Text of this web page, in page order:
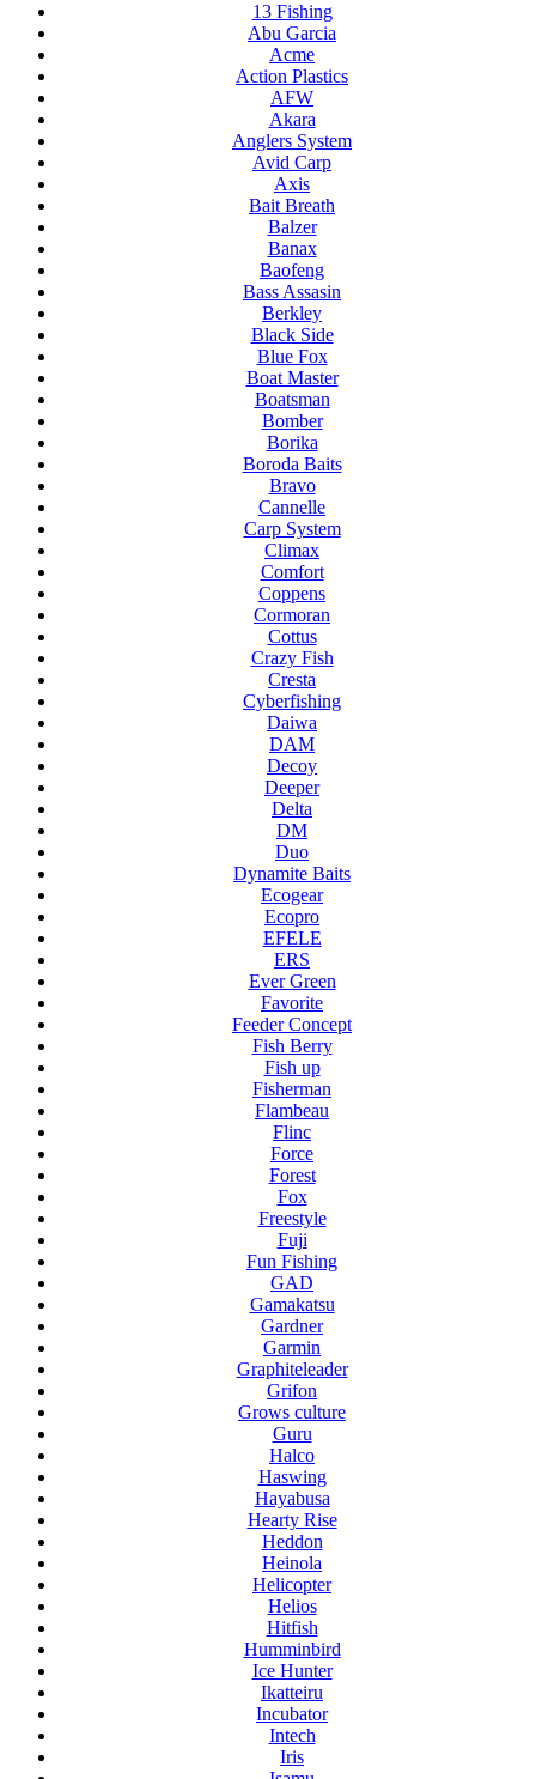
13 Fishing
Abu Garcia
Acme
Action Plastics
AFW
Akara
Anglers System
Avid Carp
Axis
Bait Breath
Balzer
Banax
Baofeng
Bass Assasin
Berkley
Black Side
Blue Fox
Boat Master
Boatsman
Bomber
Borika
Boroda Baits
Bravo
Cannelle
Carp System
Climax
Comfort
Coppens
Cormoran
Cottus
Crazy Fish
Cresta
Cyberfishing
Daiwa
DAM
Decoy
Deeper
Delta
DM
Duo
Dynamite Baits
Ecogear
Ecopro
EFELE
ERS
Ever Green
Favorite
Feeder Concept
Fish Berry
Fish up
Fisherman
Flambeau
Flinc
Force
Forest
Fox
Freestyle
Fuji
Fun Fishing
GAD
Gamakatsu
Gardner
Garmin
Graphiteleader
Grifon
Grows culture
Guru
Halco
Haswing
Hayabusa
Hearty Rise
Heddon
Heinola
Helicopter
Helios
Hitfish
Humminbird
Ice Hunter
Ikatteiru
Incubator
Intech
Iris